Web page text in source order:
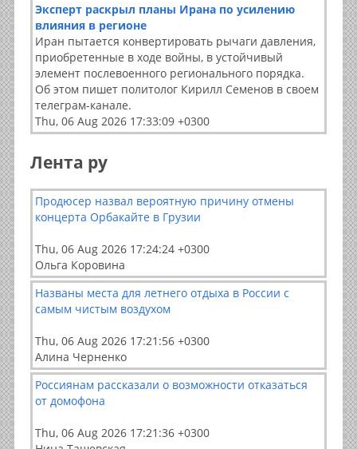
Эксперт раскрыл планы Ирана по усилению
влияния в регионе
Иран пытается конвертировать рычаги давления,
приобретенные в ходе войны, в устойчивый
элемент послевоенного регионального порядка.
Об этом пишет политолог Кирилл Семенов в своем
телеграм-канале.
Thu, 06 Aug 2026 17:33:09 +0300
Лента ру
Продюсер назвал вероятную причину отмены
концерта Орбакайте в Грузии
Thu, 06 Aug 2026 17:24:24 +0300
Ольга Коровина
Названы места для летнего отдыха в России с
самым чистым воздухом
Thu, 06 Aug 2026 17:21:56 +0300
Алина Черненко
Россиянам рассказали о возможности отказаться
от домофона
Thu, 06 Aug 2026 17:21:36 +0300